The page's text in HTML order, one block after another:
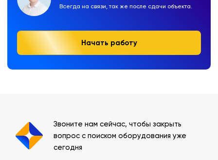
Всегда на связи, так же после сдачи объекта.
Начать работу
Звоните нам сейчас, чтобы закрыть
вопрос с поиском оборудования уже
сегодня